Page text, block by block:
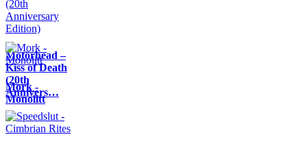
Motörhead –
Kiss of Death
(20th
Annivers…
Mork -
Monolitt